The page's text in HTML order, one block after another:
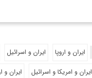
ایران و اروپا ایران و اسرائیل
ایران و امریکا و اسرائیل
ایران و